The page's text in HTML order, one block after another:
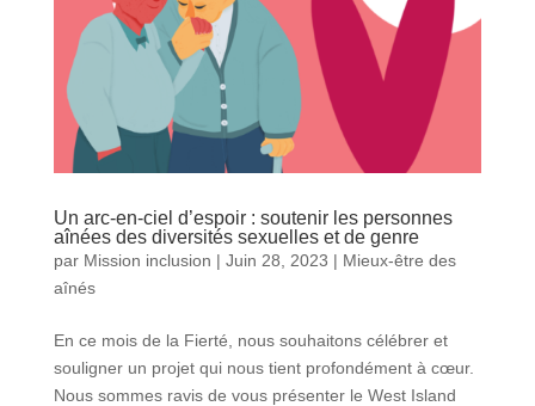
Un arc-en-ciel d’espoir : soutenir les personnes
aînées des diversités sexuelles et de genre
par Mission inclusion | Juin 28, 2023 | Mieux-être des
aînés
En ce mois de la Fierté, nous souhaitons célébrer et
souligner un projet qui nous tient profondément à cœur.
Nous sommes ravis de vous présenter le West Island